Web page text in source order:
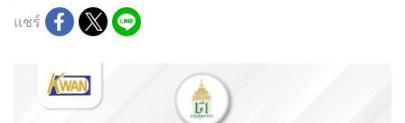
แชร์